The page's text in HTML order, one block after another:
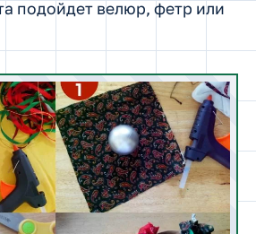
подойдет велюр, фетр или